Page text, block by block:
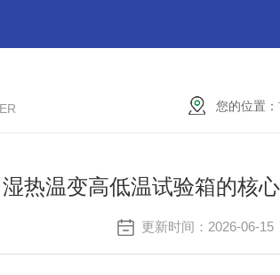
您的位置：
湿热温变高低温试验箱的核
更新时间：2026-06-